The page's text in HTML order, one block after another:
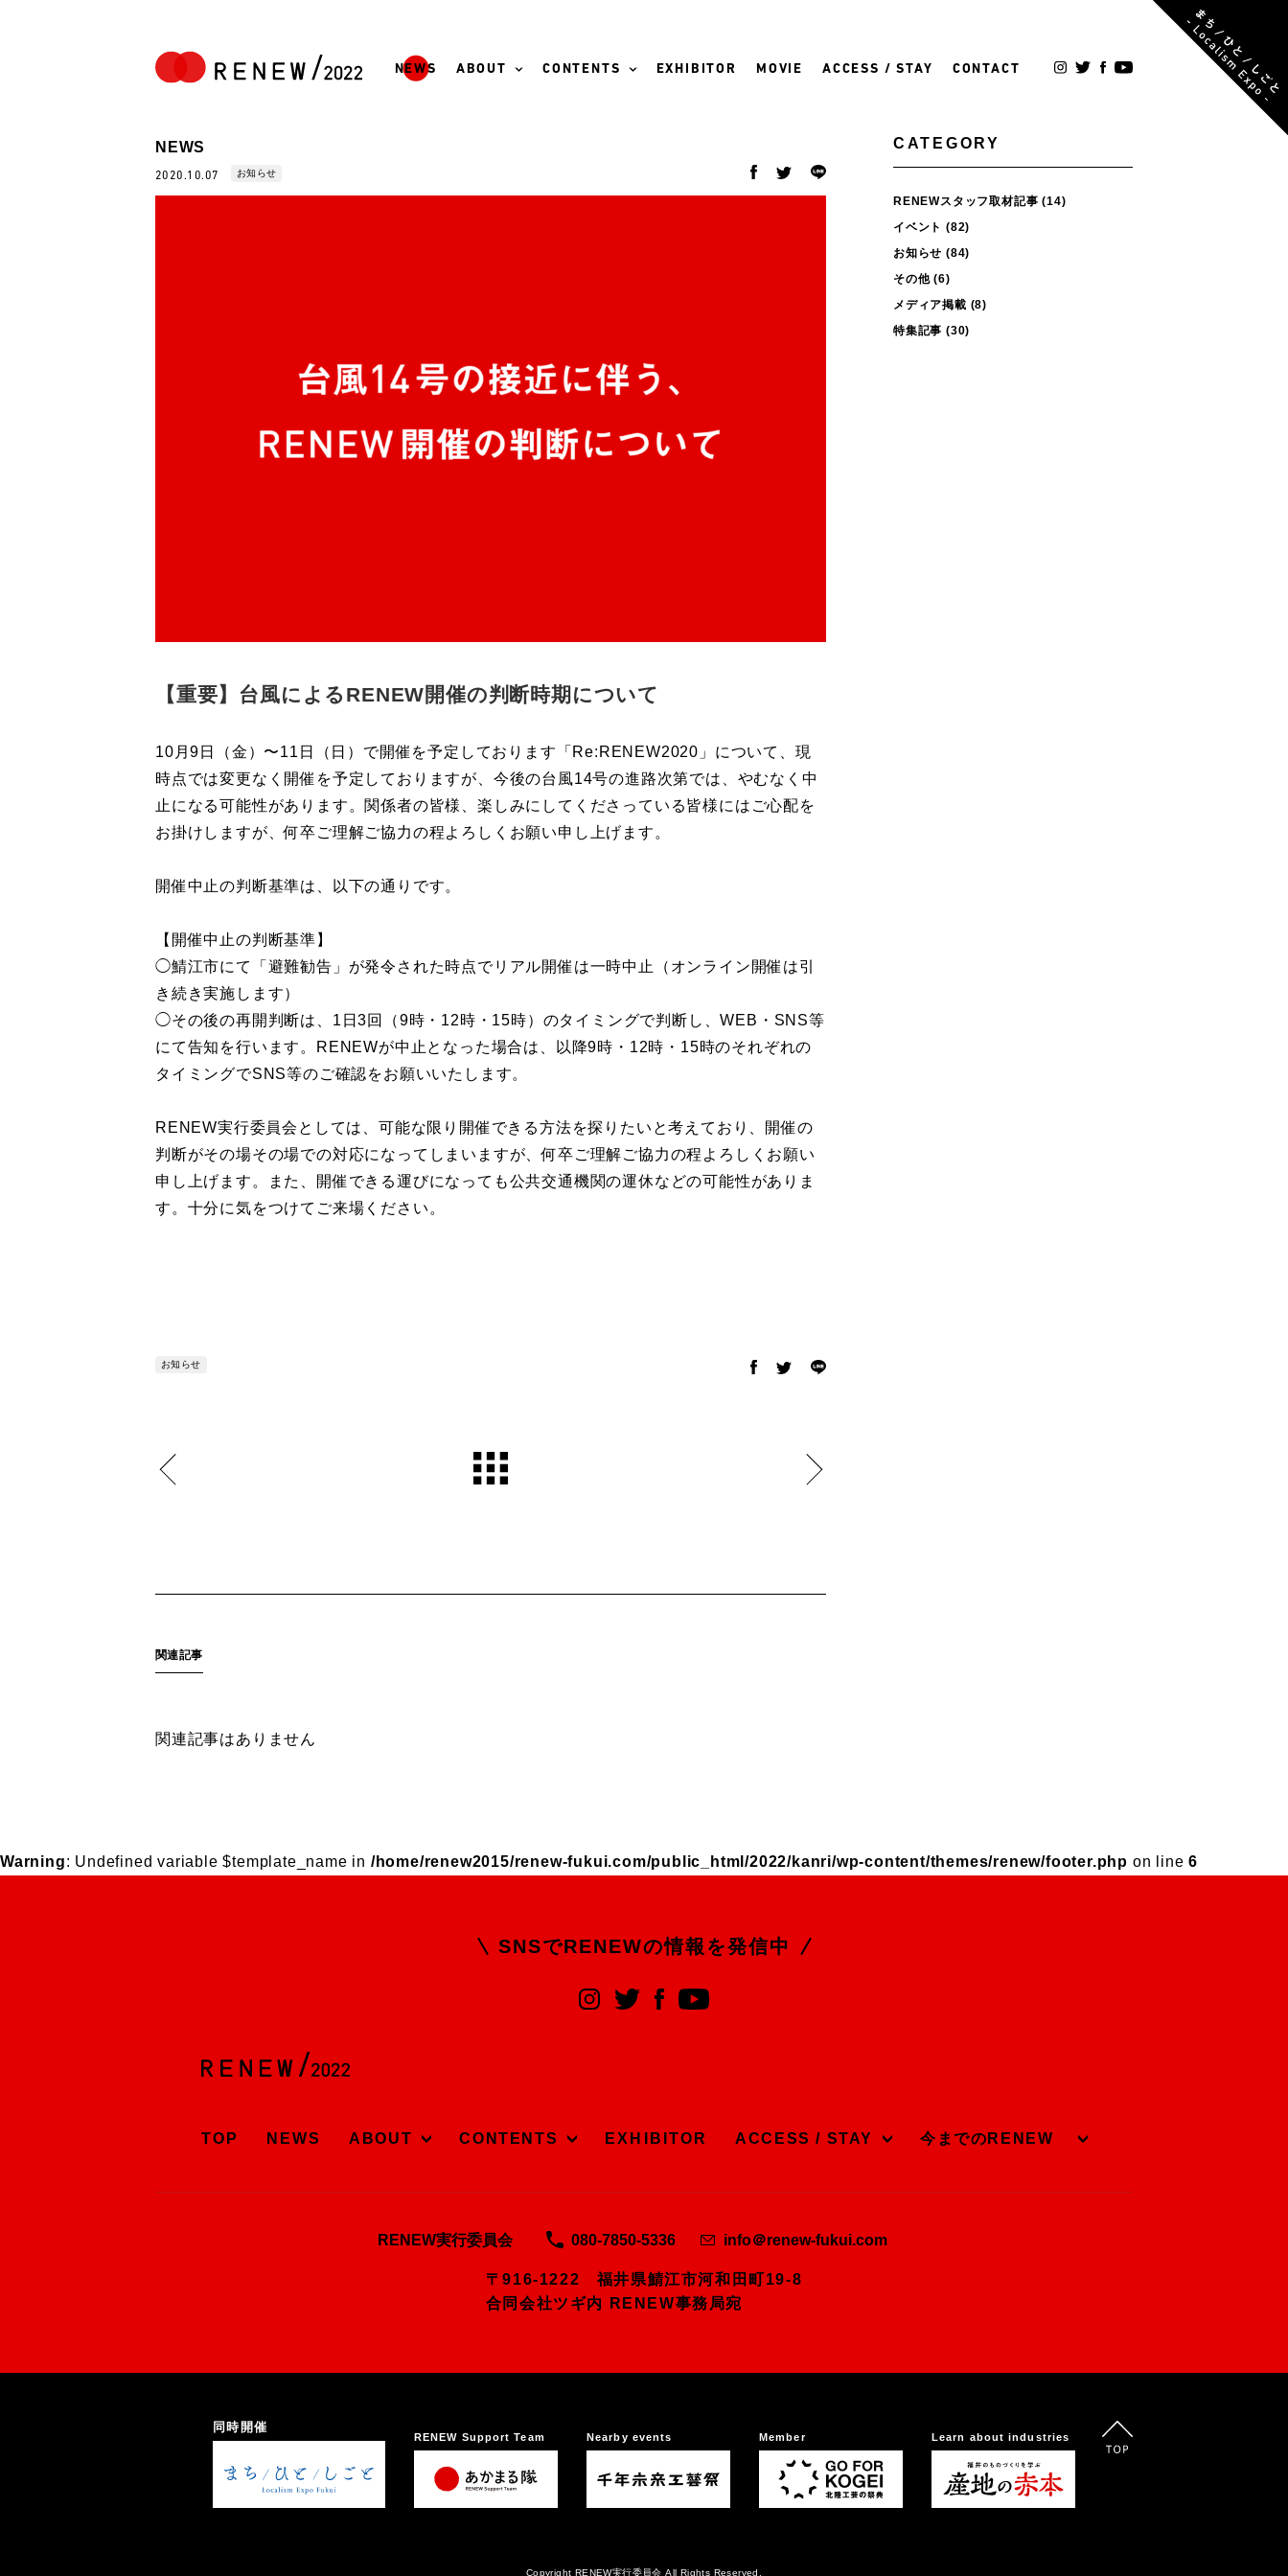
NEWS ABOUT CONTENTS EXHIBITOR MOVIE ACCESS / STAY CONTACT
NEWS
2020.10.07 お知らせ
【重要】台風によるRENEW開催の判断時期について
10月9日（金）〜11日（日）で開催を予定しております「Re:RENEW2020」について、現
時点では変更なく開催を予定しておりますが、今後の台風14号の進路次第では、やむなく中
止になる可能性があります。関係者の皆様、楽しみにしてくださっている皆様にはご心配を
お掛けしますが、何卒ご理解ご協力の程よろしくお願い申し上げます。
開催中止の判断基準は、以下の通りです。
【開催中止の判断基準】
◯鯖江市にて「避難勧告」が発令された時点でリアル開催は一時中止（オンライン開催は引
き続き実施します）
◯その後の再開判断は、1日3回（9時・12時・15時）のタイミングで判断し、WEB・SNS等
にて告知を行います。RENEWが中止となった場合は、以降9時・12時・15時のそれぞれの
タイミングでSNS等のご確認をお願いいたします。
RENEW実行委員会としては、可能な限り開催できる方法を探りたいと考えており、開催の
判断がその場その場での対応になってしまいますが、何卒ご理解ご協力の程よろしくお願い
申し上げます。また、開催できる運びになっても公共交通機関の運休などの可能性がありま
す。十分に気をつけてご来場ください。
お知らせ
関連記事
関連記事はありません
CATEGORY
RENEWスタッフ取材記事 (14)
イベント (82)
お知らせ (84)
その他(6)
メディア掲載 (8)
特集記事 (30)
Warning: Undefined variable $template_name in /home/renew2015/renew-fukui.com/public_html/2022/kanri/wp-content/themes/renew/footer.php on line6
SNSでRENEWの情報を発信中
TOP NEWS ABOUT CONTENTS EXHIBITOR ACCESS / STAY 今までのRENEW
RENEW実行委員会 080-7850-5336 info＠renew-fukui.com
〒916-1222 福井県鯖江市河和田町19-8
合同会社ツギ内 RENEW事務局宛
同時開催
RENEW Support Team Nearby events Member Learn about industries
Copyright RENEW実行委員会 All Rights Reserved.